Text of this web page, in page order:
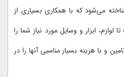
می‌شود که با همکاری بسیاری از
لوازم، ابزار و وسایل مورد نیاز شما را
و با هزینه بسیار مناسبی آنها را در